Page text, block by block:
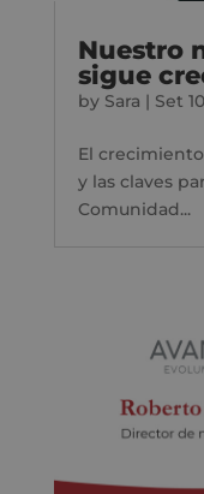
Nuestro
sigue
by Sara | Set
El
y las claves
Comunidad...